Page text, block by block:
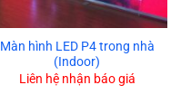
Màn hình LED P4 trong nhà
(Indoor)
Liên hệ nhận báo giá